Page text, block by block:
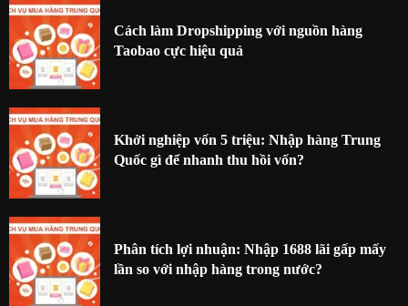
Cách làm Dropshipping với nguồn hàng
Taobao cực hiệu quả
Khởi nghiệp vốn 5 triệu: Nhập hàng Trung
Quốc gì để nhanh thu hồi vốn?
Phân tích lợi nhuận: Nhập 1688 lãi gấp mấy
lần so với nhập hàng trong nước?